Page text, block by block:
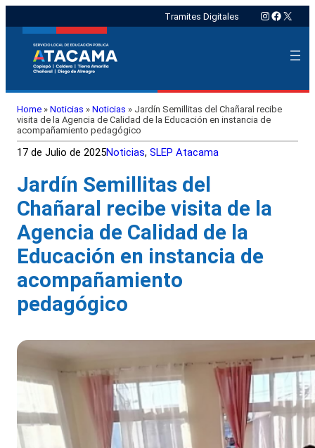
Tramites Digitales Instagram
X
Home » Noticias » Noticias » Jardín Semillitas del Chañaral recibe
visita de la Agencia de Calidad de la Educación en instancia de
acompañamiento pedagógico
17 de Julio de 2025Noticias, SLEP Atacama
Jardín Semillitas del
Chañaral recibe visita de la
Agencia de Calidad de la
Educación en instancia de
acompañamiento
pedagógico